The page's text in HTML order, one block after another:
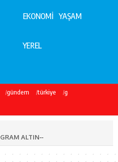
EKONOMİ YAŞAM
YEREL
gündem türkiye galatasaray
GRAM ALTIN--